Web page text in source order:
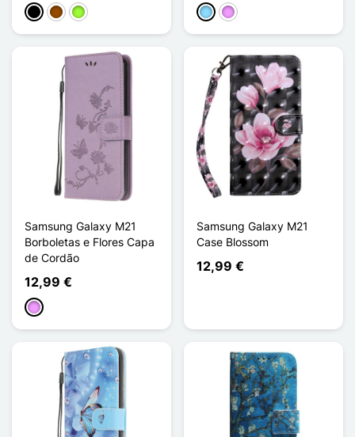
PretoCastanhoVerde maçã Azul ClaroVioleta ligeira
Samsung Galaxy M21
Borboletas e Flores Capa
de Cordão
12,99 €
Violeta ligeira
Samsung Galaxy M21
Case Blossom
12,99 €